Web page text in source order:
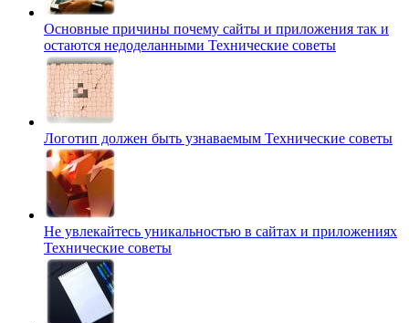
Основные причины почему сайты и приложения так и
остаются недоделанными Технические советы
Логотип должен быть узнаваемым Технические советы
Не увлекайтесь уникальностью в сайтах и приложениях
Технические советы